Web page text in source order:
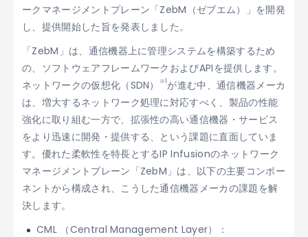
ークマネージメントプレーン「ZebM（ゼブエム）」を開発
し、提供開始した旨を発表しました。
「ZebM」は、通信機器上に管理システムを構築するため
の、ソフトウェアフレームワークおよびAPIを提供します。
ネットワークの仮想化（SDN）
※1が進む中、通信機器メーカ
は、増大するネットワーク処理に対応すべく、製品の性能
強化に取り組む一方で、拡張性の高い通信機器・サービス
をより迅速に開発・提供する、という課題に直面していま
す。優れた柔軟性を特長とするIP Infusionのネットワーク
マネージメントプレーン「ZebM」は、以下の主要コンポー
ネントから構成され、こうした通信機器メーカの課題を解
決します。
CML （Central Management Layer）：